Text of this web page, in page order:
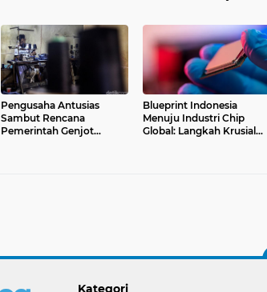
Pengusaha Antusias
Sambut Rencana
Pemerintah Genjot
Blueprint Indonesia
Menuju Industri Chip
Global: Langkah Krusial
Kategori